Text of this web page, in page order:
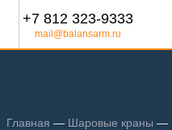
+7 812 323-9333
mail@balansarm.ru
Главная — Шаровые краны —